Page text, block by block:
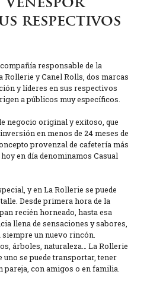
respectivos
responsable de la
Rollerie y Canel Rolls, dos marcas
y líderes en sus respectivos
a públicos muy específicos.
negocio original y exitoso, que
en menos de 24 meses de
provenzal de cafetería más
en día denominamos Casual
y en La Rollerie se puede
Desde primera hora de la
recién horneado, hasta esa
llena de sensaciones y sabores,
siempre un nuevo rincón.
árboles, naturaleza… La Rollerie
uno se puede transportar, tener
con amigos o en familia.